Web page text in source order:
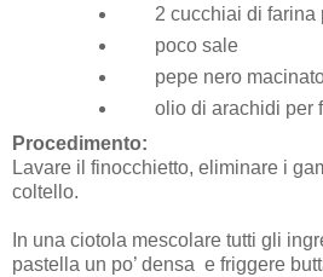
2 cucchiai di farina
poco sale
pepe nero
olio di arachidi per
Procedimento:
Lavare il finocchietto, eliminare i
coltello.
In una ciotola mescolare tutti gli
pastella un po’ densa e friggere